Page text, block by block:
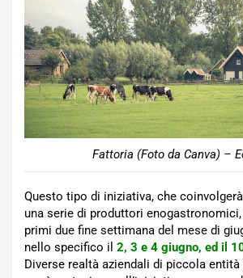
Fattoria (Foto da Canva) –
Questo tipo di iniziativa, che
una serie di produttori
primi due fine settimana del mese di
nello specifico il 2, 3 e 4 giugno, ed il
Diverse realtà aziendali di piccola